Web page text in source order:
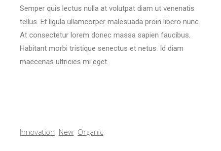
Semper quis lectus nulla at volutpat diam ut venenatis
tellus. Et ligula ullamcorper malesuada proin libero nunc.
At consectetur lorem donec massa sapien faucibus.
Habitant morbi tristique senectus et netus. Id diam
maecenas ultricies mi eget.
Innovation New Organic